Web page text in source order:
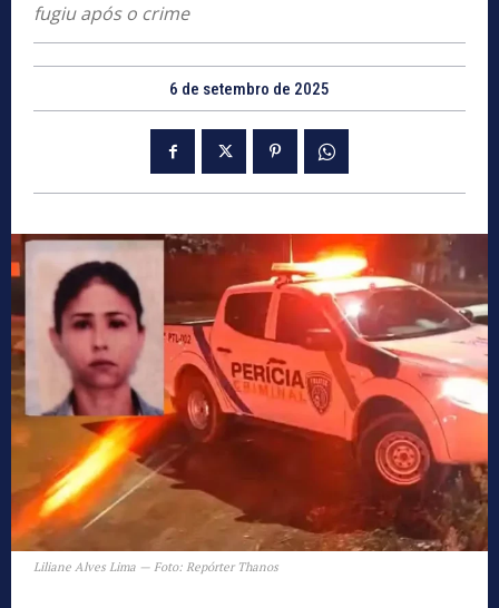
fugiu após o crime
6 de setembro de 2025
Liliane Alves Lima — Foto: Repórter Thanos